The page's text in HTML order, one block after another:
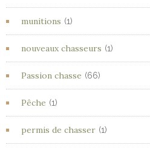
munitions (1)
nouveaux chasseurs (1)
Passion chasse (66)
Pêche (1)
permis de chasser (1)